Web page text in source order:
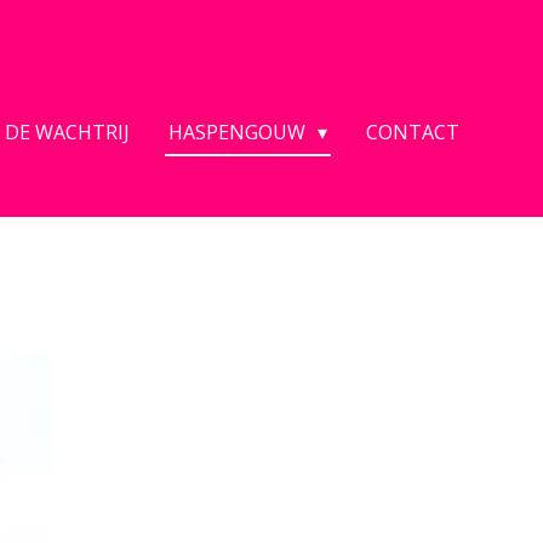
WACHTRIJ HASPENGOUW CONTACT